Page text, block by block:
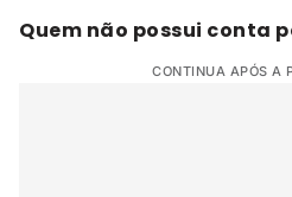
Quem não possui conta
CONTINUA APÓS A